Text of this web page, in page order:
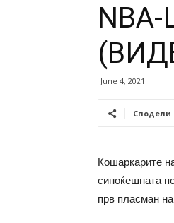
June 4, 2021
Сподели
Кошаркарите
синоќешната
прв пласман